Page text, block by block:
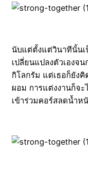
นับแต่ตั้งแต่วินาทีนั้นเ
เปลี่ยนแปลงตัวเองจ
กิโลกรัม แต่เธอก็ยังคิ
ผอม การแต่งงานก็จ
เข้าร่วมคอร์สลดน้ำห